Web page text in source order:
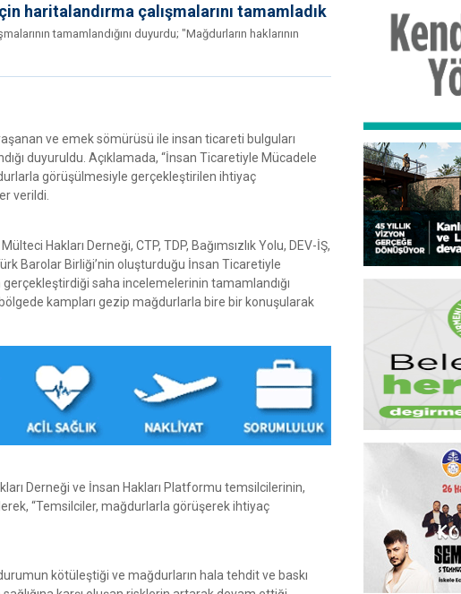
haritalandırma çalışmalarını tamamladık
tamamlandığını duyurdu; "Mağdurların haklarının
ve emek sömürüsü ile insan ticareti bulguları
duyuruldu. Açıklamada, “İnsan Ticaretiyle Mücadele
görüşülmesiyle gerçekleştirilen ihtiyaç
verildi.
Hakları Derneği, CTP, TDP, Bağımsızlık Yolu, DEV-İŞ,
Türk Barolar Birliği’nin oluşturduğu İnsan Ticaretiyle
gerçekleştirdiği saha incelemelerinin tamamlandığı
kampları gezip mağdurlarla bire bir konuşularak
Derneği ve İnsan Hakları Platformu temsilcilerinin,
“Temsilciler, mağdurlarla görüşerek ihtiyaç
kötüleştiği ve mağdurların hala tehdit ve baskı